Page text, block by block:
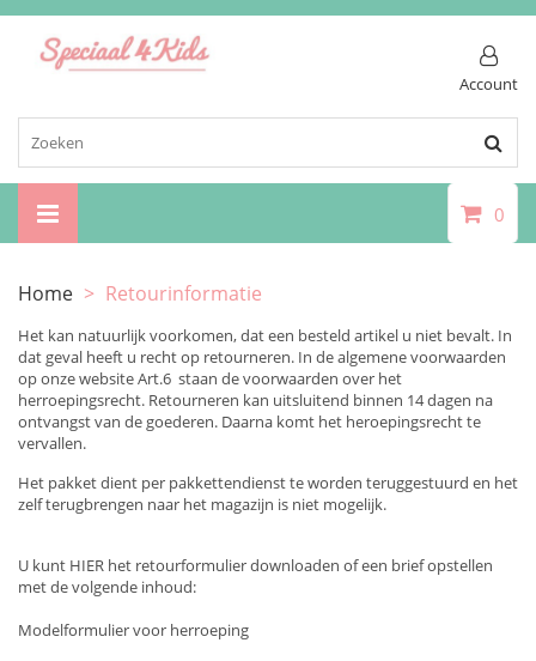
Account
0
Home > Retourinformatie
Het kan natuurlijk voorkomen, dat een besteld artikel u niet bevalt. In
dat geval heeft u recht op retourneren. In de algemene voorwaarden
op onze website Art.6 staan de voorwaarden over het
herroepingsrecht. Retourneren kan uitsluitend binnen 14 dagen na
ontvangst van de goederen. Daarna komt het heroepingsrecht te
vervallen.
Het pakket dient per pakkettendienst te worden teruggestuurd en het
zelf terugbrengen naar het magazijn is niet mogelijk.
U kunt HIER het retourformulier downloaden of een brief opstellen
met de volgende inhoud:
Modelformulier voor herroeping